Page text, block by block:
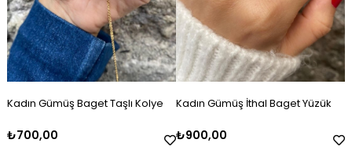
Kadın Gümüş Baget Taşlı Kolye
₺700,00
Kadın Gümüş İthal Baget Yüzük
₺900,00